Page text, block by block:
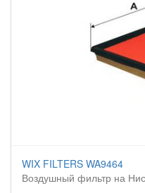
WIX FILTERS WA9464
Воздушный фильтр на